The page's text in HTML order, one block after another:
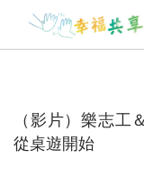
最新消息
我要贊助
（影片）樂志
從桌遊開始